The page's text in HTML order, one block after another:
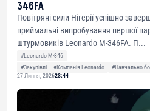
346FA
Повітряні сили Нігерії успішно
приймальні випробування першої
штурмовиків Leonardo M-346FA. П...
#Leonardo M-346
#Закупівлі
#Компанія Leonardo #Навчально-
27 Липня, 202623:44